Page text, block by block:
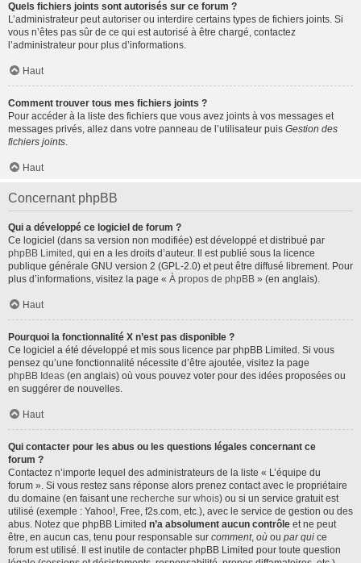
Quels fichiers joints sont autorisés sur ce forum ?
L’administrateur peut autoriser ou interdire certains types de fichiers joints. Si
vous n’êtes pas sûr de ce qui est autorisé à être chargé, contactez
l’administrateur pour plus d’informations.
Haut
Comment trouver tous mes fichiers joints ?
Pour accéder à la liste des fichiers que vous avez joints à vos messages et
messages privés, allez dans votre panneau de l’utilisateur puis Gestion des
fichiers joints.
Haut
Concernant phpBB
Qui a développé ce logiciel de forum ?
Ce logiciel (dans sa version non modifiée) est développé et distribué par
phpBB Limited , qui en a les droits d’auteur. Il est publié sous la licence
publique générale GNU version 2 (GPL-2.0) et peut être diffusé librement. Pour
plus d’informations, visitez la page « À propos de phpBB » (en anglais).
Haut
Pourquoi la fonctionnalité X n’est pas disponible ?
Ce logiciel a été développé et mis sous licence par phpBB Limited. Si vous
pensez qu’une fonctionnalité nécessite d’être ajoutée, visitez la page
phpBB Ideas (en anglais) où vous pouvez voter pour des idées proposées ou
en suggérer de nouvelles.
Haut
Qui contacter pour les abus ou les questions légales concernant ce
forum ?
Contactez n’importe lequel des administrateurs de la liste « L’équipe du
forum ». Si vous restez sans réponse alors prenez contact avec le propriétaire
du domaine (en faisant une recherche sur whois) ou si un service gratuit est
utilisé (exemple : Yahoo!, Free, f2s.com, etc.), avec le service de gestion ou des
abus. Notez que phpBB Limited n’a absolument aucun contrôle et ne peut
être, en aucun cas, tenu pour responsable sur comment, où ou par qui ce
forum est utilisé. Il est inutile de contacter phpBB Limited pour toute question